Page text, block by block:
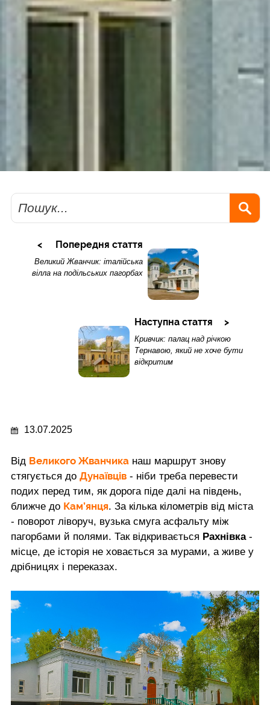
Пошук
Попередня стаття
Великий Жванчик: італійська
вілла на подільських пагорбах
Наступна стаття
Кривчик: палац над річкою
Тернавою, який не хоче бути
відкритим
13.07.2025
Від Великого Жванчика наш маршрут знову
стягується до Дунаївців - ніби треба перевести
подих перед тим, як дорога піде далі на південь,
ближче до Кам’янця. За кілька кілометрів від міста
- поворот ліворуч, вузька смуга асфальту між
пагорбами й полями. Так відкривається Рахнівка-
місце, де історія не ховається за мурами, а живе у
дрібницях і переказах.